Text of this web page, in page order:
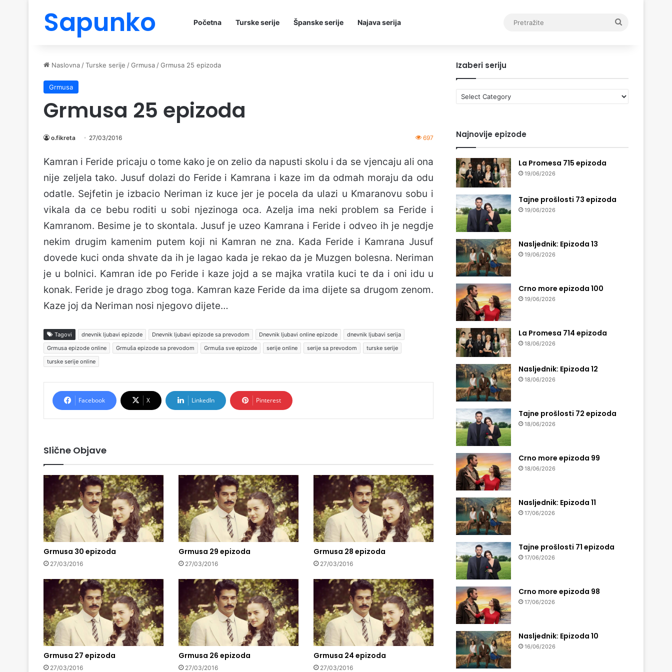
Sapunko Početna Turske serije Španske serije Najava serija
Naslovna /Turske serije /Grmusa /Grmusa 25 epizoda
Grmusa
Grmusa 25 epizoda
o.fikreta 27/03/2016 697
Kamran i Feride pricaju o tome kako je on zelio da napusti skolu i da se vjencaju ali ona
nije zeljela tako. Jusuf dolazi do Feride i Kamrana i kaze im da odmah moraju da odu
odatle. Sejfetin je izbacio Neriman iz kuce jer je pocela da ulazi u Kmaranovu sobu i
vikala da ce bebu roditi u sobi njezinoga oca. Azelja ima neki problem sa Feride i
Kamranom. Besime je to skontala. Jusuf je uzeo Kamrana i Feride i odveo ih je negdje
nekim drugim kamenim putem koji ni Kamran ne zna. Kada Feride i Kamrana Jusuf
dovede kuci onda shvate da ih je lagao kada je rekao da je Muzgen bolesna. Neriman
je u bolnici. Kamran ide po Feride i kaze jojd a se majka vratila kuci te da i oni idu u
konak. Feride je drago zbog toga. Kamran kaze Feride da ima dijete sa drugom zenom.
Kaze joj da Neriman nosi njegovo dijete…
Tagovi dnevnik ljubavi epizode Dnevnik ljubavi epizode sa prevodom Dnevnik ljubavi online epizode
dnevnik ljubavi serija
Grmusa epizode online
Grmuša epizode sa prevodom Grmuša sve epizode serije online serije sa prevodom
turske serije
turske serije online
Facebook X LinkedIn Pinterest
Slične Objave
Grmusa 30 epizoda
27/03/2016
Grmusa 29 epizoda
27/03/2016
Grmusa 28 epizoda
27/03/2016
Grmusa 27 epizoda
27/03/2016
Grmusa 26 epizoda
27/03/2016
Grmusa 24 epizoda
27/03/2016
Izaberi seriju
Izaberi
seriju
Najnovije epizode
La Promesa 715 epizoda
19/06/2026
Tajne prošlosti 73 epizoda
19/06/2026
Nasljednik: Epizoda 13
19/06/2026
Crno more epizoda 100
19/06/2026
La Promesa 714 epizoda
18/06/2026
Nasljednik: Epizoda 12
18/06/2026
Tajne prošlosti 72 epizoda
18/06/2026
Crno more epizoda 99
18/06/2026
Nasljednik: Epizoda 11
17/06/2026
Tajne prošlosti 71 epizoda
17/06/2026
Crno more epizoda 98
17/06/2026
Nasljednik: Epizoda 10
16/06/2026